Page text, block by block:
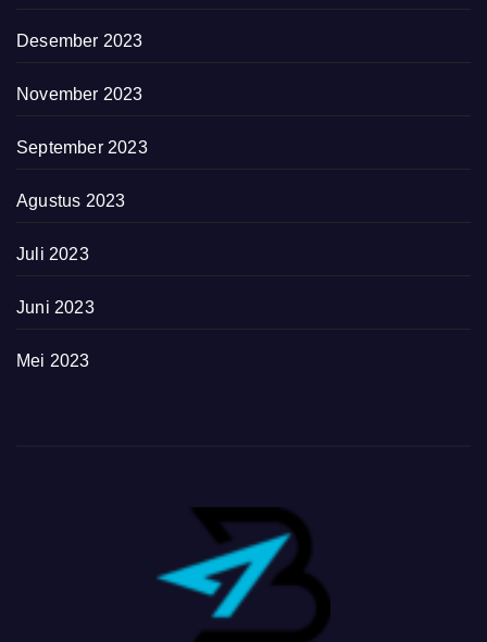
Desember 2023
November 2023
September 2023
Agustus 2023
Juli 2023
Juni 2023
Mei 2023